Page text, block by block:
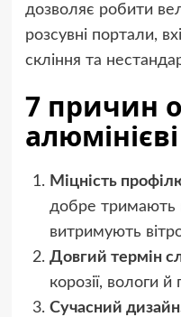
дозволяє робити
розсувні портали,
скління та
7 причин
Міцність
добре тримають
витримують
Довгий термін
корозії, вологи
Сучасний